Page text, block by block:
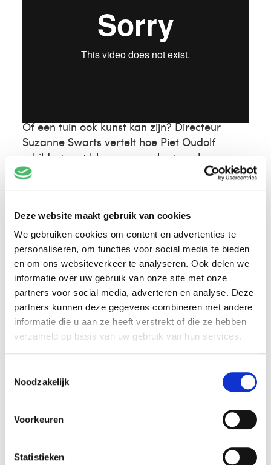
Deze website maakt gebruik van cookies
We gebruiken cookies om content en advertenties te
personaliseren, om functies voor social media te bieden
en om ons websiteverkeer te analyseren. Ook delen we
informatie over uw gebruik van onze site met onze
partners voor social media, adverteren en analyse. Deze
partners kunnen deze gegevens combineren met andere
informatie die u aan ze heeft verstrekt of die ze hebben
verzameld op basis van uw gebruik van hun services.
Noodzakelijk
Voorkeuren
Statistieken
Of een tuin ook kunst kan zijn? Directeur
Suzanne Swarts vertelt hoe Piet Oudolf
schildert met bloemen en planten als een
kunstwerk dat nooit af is en waarin verval
wordt omarmd.
Peter De Meyer
Meer dan 3.000 glazen potjes, gevuld met
afvalwater en kwasten. Directeur Suzanne
Swarts vertelt over het werk
van Peter